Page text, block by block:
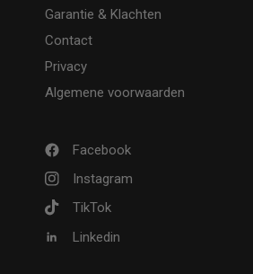
Garantie & Klachten
Contact
Privacy
Algemene voorwaarden
Facebook
Instagram
TikTok
Linkedin